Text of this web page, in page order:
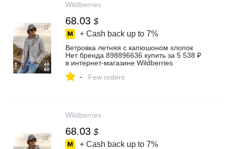
Wildberries
68.03 $
+ Cash back up to 7%
Ветровка летняя с капюшоном хлопок
Нет бренда 898896636 купить за 5 538 ₽
в интернет‑магазине Wildberries
- Few orders
Wildberries
68.03 $
+ Cash back up to 7%